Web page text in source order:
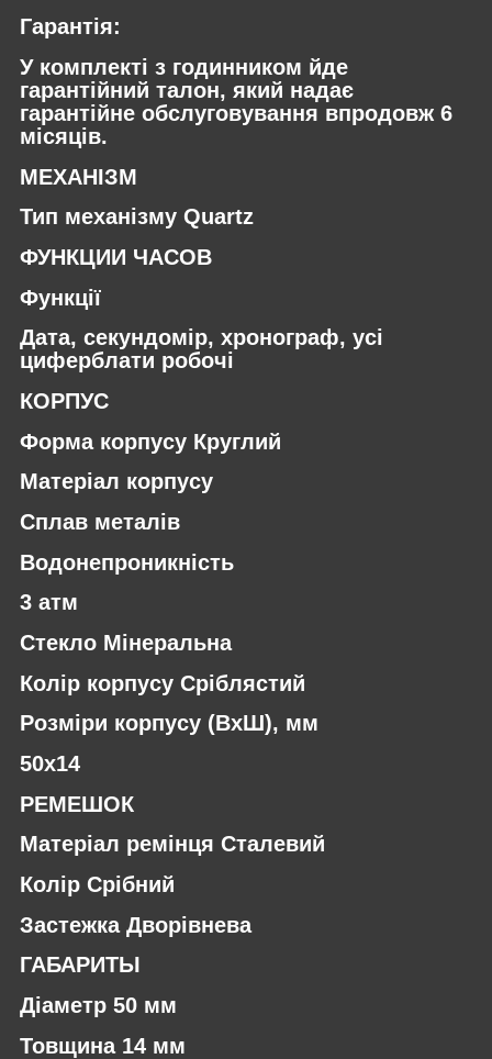
Гарантія:
У комплекті з годинником йде
гарантійний талон, який надає
гарантійне обслуговування впродовж 6
місяців.
МЕХАНІЗМ
Тип механізму Quartz
ФУНКЦИИ ЧАСОВ
Функції
Дата, секундомір, хронограф, усі
циферблати робочі
КОРПУС
Форма корпусу Круглий
Матеріал корпусу
Сплав металів
Водонепроникність
3 атм
Стекло Мінеральна
Колір корпусу Сріблястий
Розміри корпусу (ВхШ), мм
50х14
РЕМЕШОК
Матеріал ремінця Сталевий
Колір Срібний
Застежка Дворівнева
ГАБАРИТЫ
Діаметр 50 мм
Товщина 14 мм